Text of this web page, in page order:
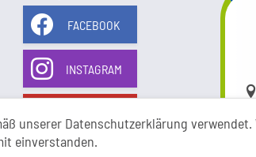
unserer Datenschutzerklärung verwendet.
einverstanden.
FACEBOOK
INSTAGRAM